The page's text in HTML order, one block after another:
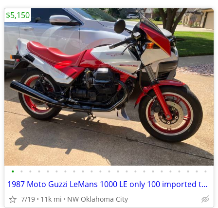
• • • • • • • • • • • • • • • • • • • • • • •
1987 Moto Guzzi LeMans 1000 LE only 100 imported to the US
7/19 11k mi NW Oklahoma City
$5,150